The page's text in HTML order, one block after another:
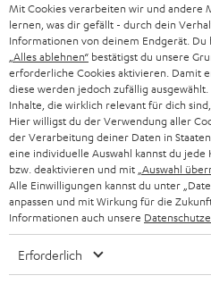
D
o
k
u
m
e
n
t
e
z
C4515S
Quick Start Guide:
Safety Booklet:
Mit Cookies verarbeiten wir und andere
lernen, was dir gefällt - durch dein
Informationen von deinem Endgerät. Du
„Alles ablehnen“ bestätigst du unsere
erforderliche Cookies aktivieren. Damit
diese werden jedoch zufällig
Inhalte, die wirklich relevant für dich
Hier willigst du der Verwendung aller
der Verarbeitung deiner Daten in
eine individuelle Auswahl kannst du
bzw. deaktivieren und mit „Auswahl
Alle Einwilligungen kannst du unter
anpassen und mit Wirkung für die
Informationen auch unsere
Erforderlich